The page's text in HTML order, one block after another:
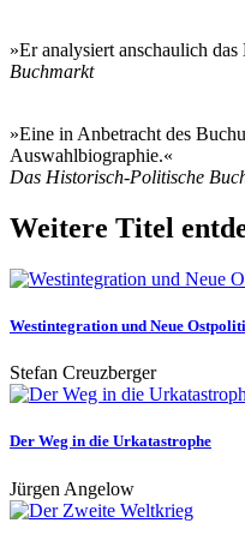
»Er analysiert anschaulich
Buchmarkt
»Eine in Anbetracht des
Auswahlbiographie.«
Das Historisch-Politische
Weitere Titel
Westintegration und Neue
Stefan Creuzberger
Der Weg in die Urkatastrophe
Jürgen Angelow